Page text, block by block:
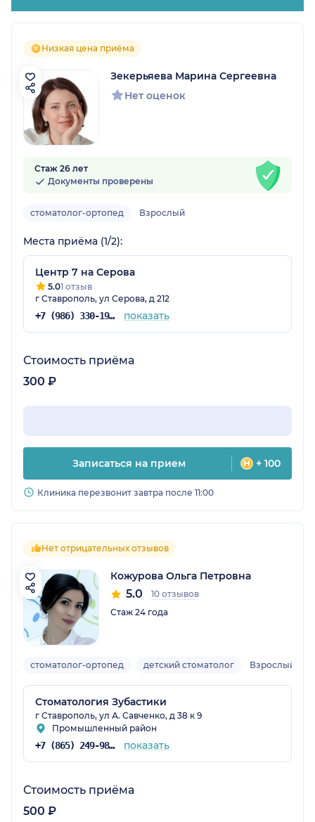
Низкая цена приёма
Зекерьяева Марина Сергеевна
Нет оценок
Стаж 26 лет
Документы проверены
стоматолог-ортопед Взрослый
Места приёма (1/2):
Центр 7 на Серова
5.01 отзыв
г Ставрополь, ул Серова, д 212
+7 (986) 330-19-64 показать
Стоимость приёма
300 ₽
Записаться на прием + 100
Клиника перезвонит завтра после 11:00
Нет отрицательных отзывов
Кожурова Ольга Петровна
5.0
10 отзывов
Стаж 24 года
стоматолог-ортопед детский стоматолог Взрослый,
Стоматология Зубастики
г Ставрополь, ул А. Савченко, д 38 к 9
Промышленный район
+7 (865) 249-98-39 показать
Стоимость приёма
500 ₽